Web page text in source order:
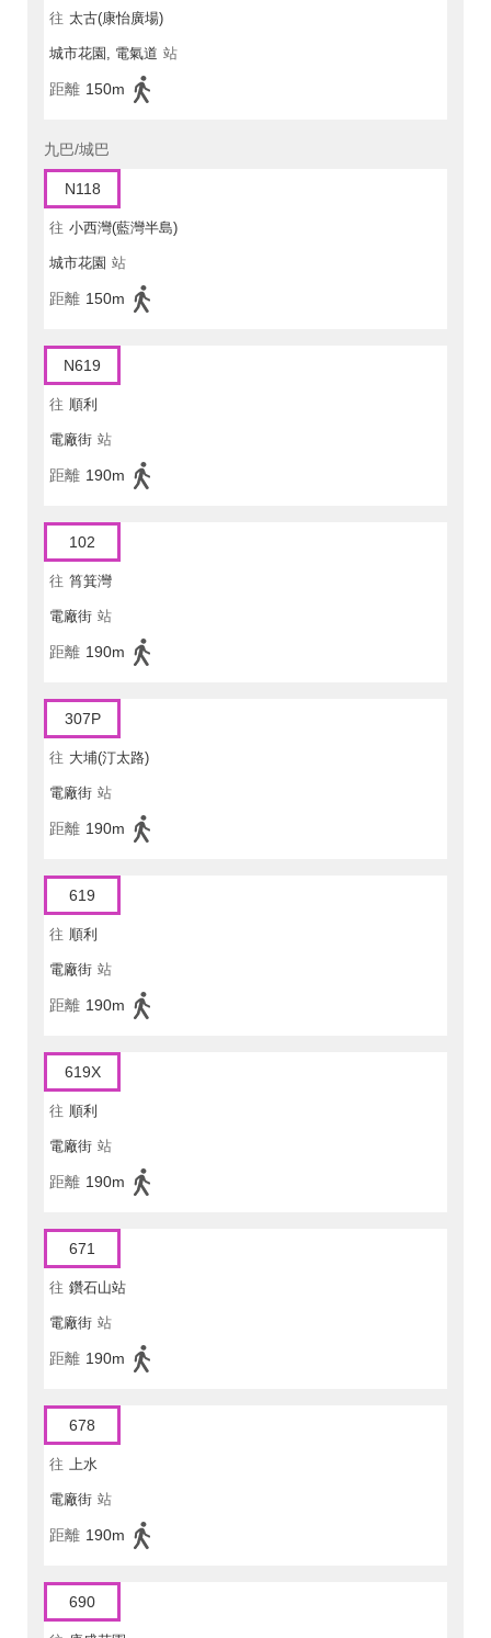
往 太古(康怡廣場)
城市花園, 電氣道 站
距離 150m
九巴/城巴
N118
往 小西灣(藍灣半島)
城市花園 站
距離 150m
N619
往 順利
電廠街 站
距離 190m
102
往 筲箕灣
電廠街 站
距離 190m
307P
往 大埔(汀太路)
電廠街 站
距離 190m
619
往 順利
電廠街 站
距離 190m
619X
往 順利
電廠街 站
距離 190m
671
往 鑽石山站
電廠街 站
距離 190m
678
往 上水
電廠街 站
距離 190m
690